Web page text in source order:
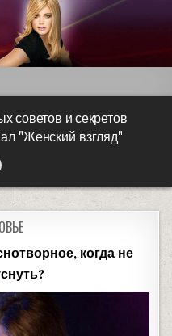
советов и секретов
"Женский взгляд"
когда не